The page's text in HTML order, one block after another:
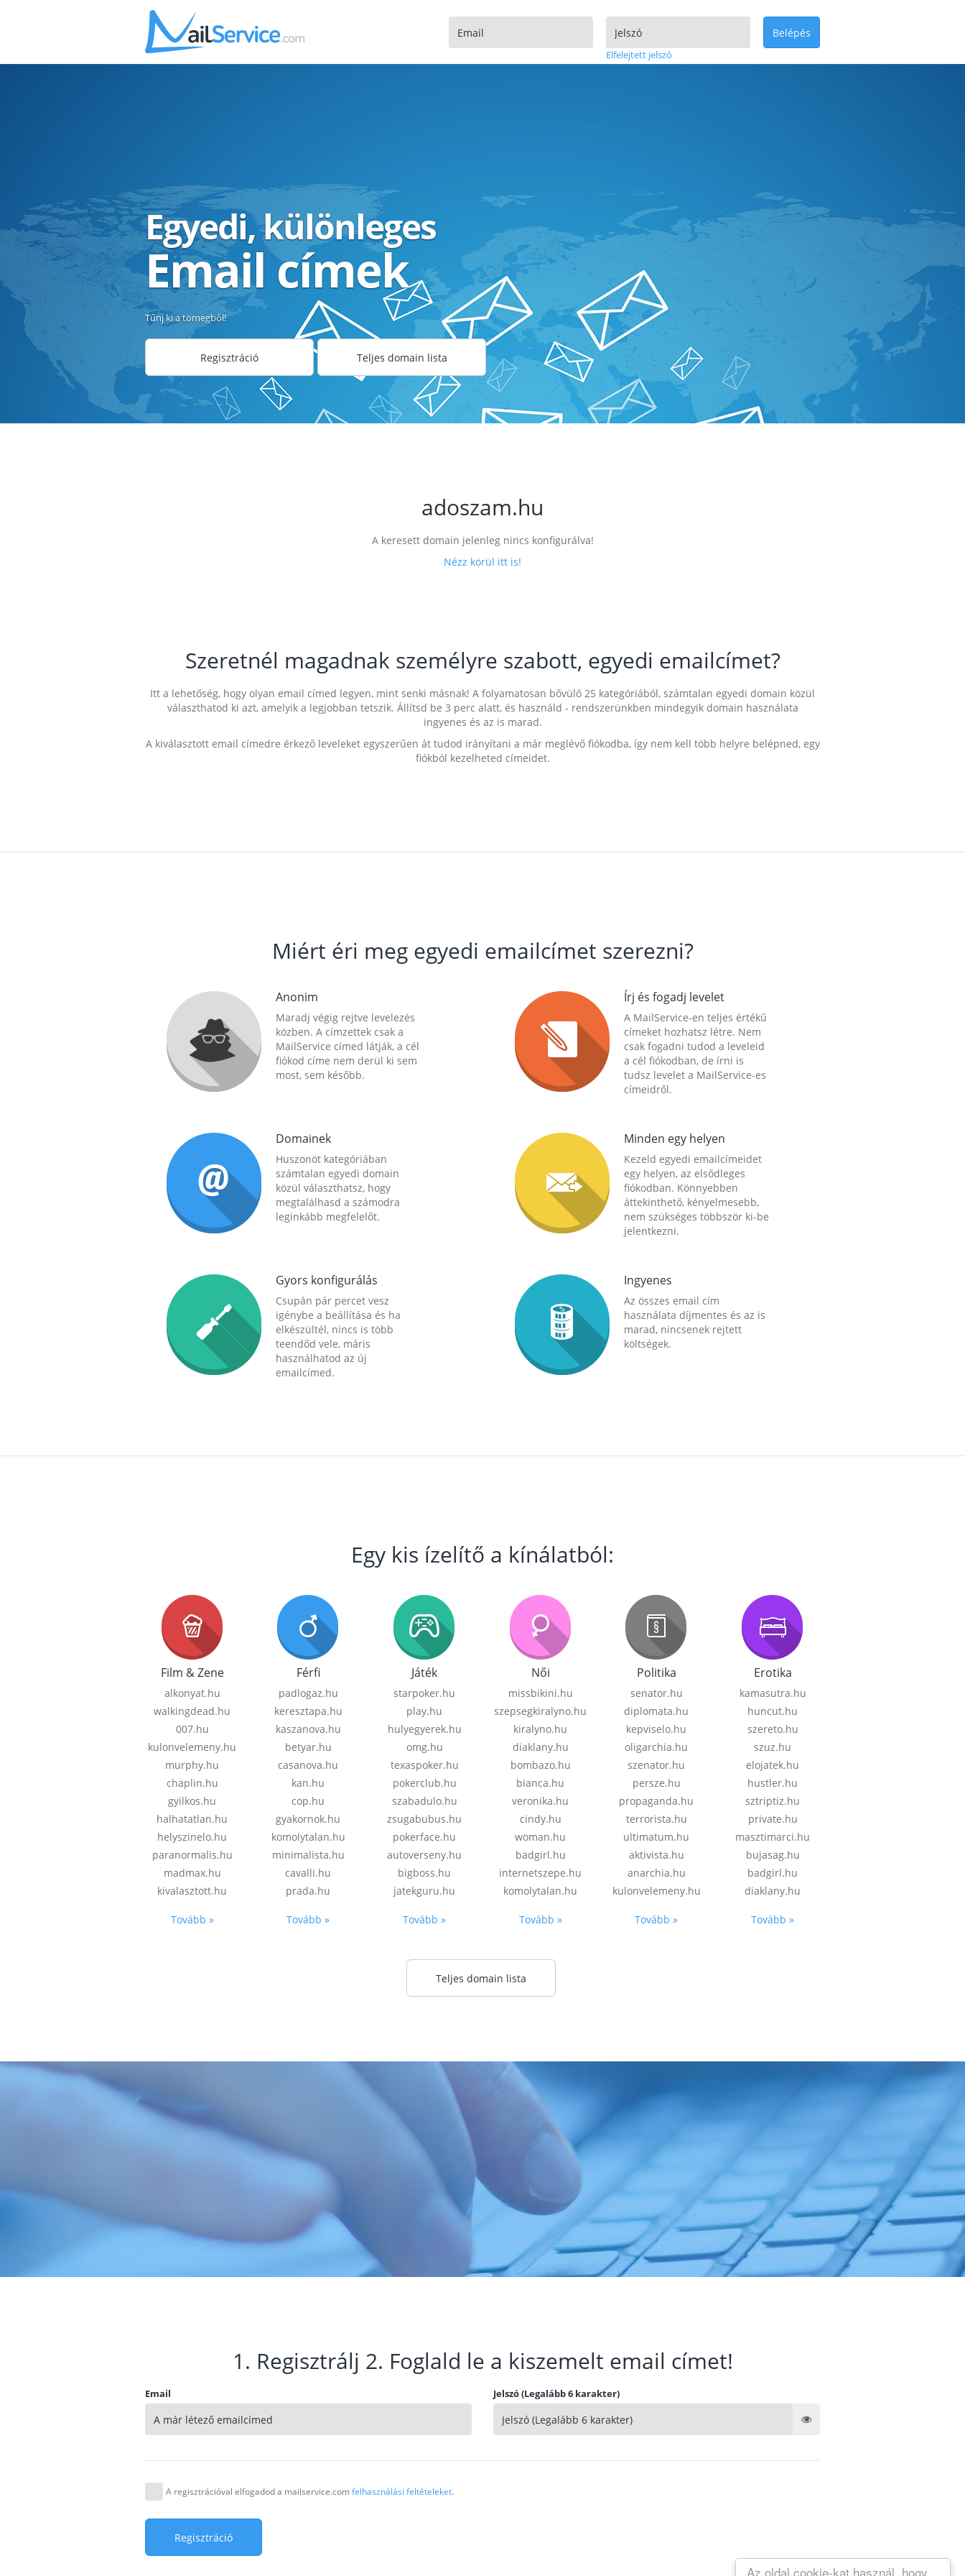
Az oldal cookie-kat használ, hogy
Elfelejtett jelszó
Belépés
Egyedi, különleges
Email címek
Tűnj ki a tömegből!
Regisztráció Teljes domain lista
adoszam.hu
A keresett domain jelenleg nincs konfigurálva!
Nézz körül itt is!
Szeretnél magadnak személyre szabott, egyedi emailcímet?
Itt a lehetőség, hogy olyan email címed legyen, mint senki másnak! A folyamatosan bővülő 25 kategóriából, számtalan egyedi domain közül
választhatod ki azt, amelyik a legjobban tetszik. Állítsd be 3 perc alatt, és használd - rendszerünkben mindegyik domain használata
ingyenes és az is marad.
A kiválasztott email címedre érkező leveleket egyszerűen át tudod irányítani a már meglévő fiókodba, így nem kell több helyre belépned, egy
fiókból kezelheted címeidet.
Miért éri meg egyedi emailcímet szerezni?
Anonim
Maradj végig rejtve levelezés
közben. A címzettek csak a
MailService címed látják, a cél
fiókod címe nem derül ki sem
most, sem később.
Írj és fogadj levelet
A MailService-en teljes értékű
címeket hozhatsz létre. Nem
csak fogadni tudod a leveleid
a cél fiókodban, de írni is
tudsz levelet a MailService-es
címeidről.
Domainek
Huszonöt kategóriában
számtalan egyedi domain
közül választhatsz, hogy
megtalálhasd a számodra
leginkább megfelelőt.
Minden egy helyen
Kezeld egyedi emailcímeidet
egy helyen, az elsődleges
fiókodban. Könnyebben
áttekinthető, kényelmesebb,
nem szükséges többször ki-be
jelentkezni.
Gyors konfigurálás
Csupán pár percet vesz
igénybe a beállítása és ha
elkészültél, nincs is több
teendőd vele, máris
használhatod az új
emailcímed.
Ingyenes
Az összes email cím
használata díjmentes és az is
marad, nincsenek rejtett
költségek.
Egy kis ízelítő a kínálatból:
Film & Zene
alkonyat.hu
walkingdead.hu
007.hu
kulonvelemeny.hu
murphy.hu
chaplin.hu
gyilkos.hu
halhatatlan.hu
helyszinelo.hu
paranormalis.hu
madmax.hu
kivalasztott.hu
Tovább »
Férfi
padlogaz.hu
keresztapa.hu
kaszanova.hu
betyar.hu
casanova.hu
kan.hu
cop.hu
gyakornok.hu
komolytalan.hu
minimalista.hu
cavalli.hu
prada.hu
Tovább »
Játék
starpoker.hu
play.hu
hulyegyerek.hu
omg.hu
texaspoker.hu
pokerclub.hu
szabadulo.hu
zsugabubus.hu
pokerface.hu
autoverseny.hu
bigboss.hu
jatekguru.hu
Tovább »
Női
missbikini.hu
szepsegkiralyno.hu
kiralyno.hu
diaklany.hu
bombazo.hu
bianca.hu
veronika.hu
cindy.hu
woman.hu
badgirl.hu
internetszepe.hu
komolytalan.hu
Tovább »
Politika
senator.hu
diplomata.hu
kepviselo.hu
oligarchia.hu
szenator.hu
persze.hu
propaganda.hu
terrorista.hu
ultimatum.hu
aktivista.hu
anarchia.hu
kulonvelemeny.hu
Tovább »
Erotika
kamasutra.hu
huncut.hu
szereto.hu
szuz.hu
elojatek.hu
hustler.hu
sztriptiz.hu
private.hu
masztimarci.hu
bujasag.hu
badgirl.hu
diaklany.hu
Tovább »
Teljes domain lista
1. Regisztrálj 2. Foglald le a kiszemelt email címet!
Email Jelszó (Legalább 6 karakter)
A regisztrációval elfogadod a mailservice.comfelhasználási feltételeket.
Regisztráció